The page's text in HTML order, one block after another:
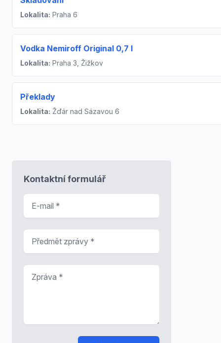
Lokalita: Praha 6
Vodka Nemiroff Original 0,7 l
Lokalita: Praha 3, Žižkov
Překlady
Lokalita: Žďár nad Sázavou 6
Kontaktní formulář